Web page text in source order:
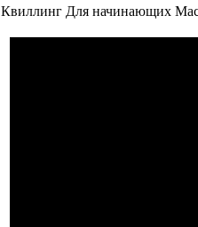
Квиллинг Для начинающих